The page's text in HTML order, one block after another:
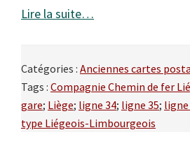
Lire la suite…
Catégories : Anciennes cartes
Tags : Compagnie Chemin de fer
gare; Liège; ligne 34; ligne 35; ligne
type Liégeois-Limbourgeois